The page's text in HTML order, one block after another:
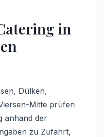
in
Dülken,
Mitte prüfen
anhand der
zu Zufahrt,